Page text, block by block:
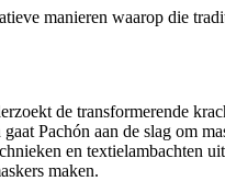
manieren waarop die
de transformerende
Pachón aan de slag om
en textielambachten
maken.